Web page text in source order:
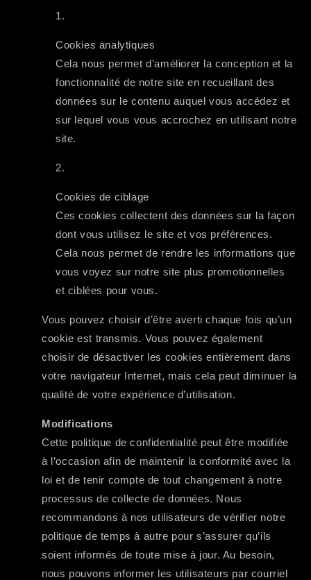
Cookies analytiques
Cela nous permet d’améliorer la conception et la
fonctionnalité de notre site en recueillant des
données sur le contenu auquel vous accédez et
sur lequel vous vous accrochez en utilisant notre
site.
Cookies de ciblage
Ces cookies collectent des données sur la façon
dont vous utilisez le site et vos préférences.
Cela nous permet de rendre les informations que
vous voyez sur notre site plus promotionnelles
et ciblées pour vous.
Vous pouvez choisir d’être averti chaque fois qu’un
cookie est transmis. Vous pouvez également
choisir de désactiver les cookies entièrement dans
votre navigateur Internet, mais cela peut diminuer la
qualité de votre expérience d’utilisation.
Modifications
Cette politique de confidentialité peut être modifiée
à l’occasion afin de maintenir la conformité avec la
loi et de tenir compte de tout changement à notre
processus de collecte de données. Nous
recommandons à nos utilisateurs de vérifier notre
politique de temps à autre pour s’assurer qu’ils
soient informés de toute mise à jour. Au besoin,
nous pouvons informer les utilisateurs par courriel